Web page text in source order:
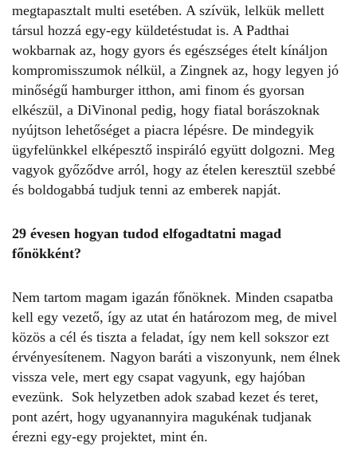
megtapasztalt multi esetében. A szívük, lelkük mellett
társul hozzá egy-egy küldetéstudat is. A Padthai
wokbarnak az, hogy gyors és egészséges ételt kínáljon
kompromisszumok nélkül, a Zingnek az, hogy legyen jó
minőségű hamburger itthon, ami finom és gyorsan
elkészül, a DiVinonal pedig, hogy fiatal borászoknak
nyújtson lehetőséget a piacra lépésre. De mindegyik
ügyfelünkkel elképesztő inspiráló együtt dolgozni. Meg
vagyok győződve arról, hogy az ételen keresztül szebbé
és boldogabbá tudjuk tenni az emberek napját.
29 évesen hogyan tudod elfogadtatni magad
főnökként?
Nem tartom magam igazán főnöknek. Minden csapatba
kell egy vezető, így az utat én határozom meg, de mivel
közös a cél és tiszta a feladat, így nem kell sokszor ezt
érvényesítenem. Nagyon baráti a viszonyunk, nem élnek
vissza vele, mert egy csapat vagyunk, egy hajóban
evezünk. Sok helyzetben adok szabad kezet és teret,
pont azért, hogy ugyanannyira magukénak tudjanak
érezni egy-egy projektet, mint én.